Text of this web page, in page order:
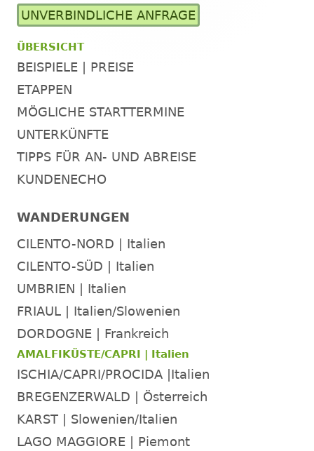
UNVERBINDLICHE ANFRAGE
ÜBERSICHT
BEISPIELE | PREISE
ETAPPEN
MÖGLICHE STARTTERMINE
UNTERKÜNFTE
TIPPS FÜR AN- UND ABREISE
KUNDENECHO
WANDERUNGEN
CILENTO-NORD | Italien
CILENTO-SÜD | Italien
UMBRIEN | Italien
FRIAUL | Italien/Slowenien
DORDOGNE | Frankreich
AMALFIKÜSTE/CAPRI | Italien
ISCHIA/CAPRI/PROCIDA |Italien
BREGENZERWALD | Österreich
KARST | Slowenien/Italien
LAGO MAGGIORE | Piemont